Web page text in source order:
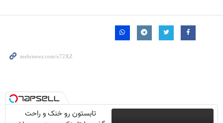
تابستون رو خنک و راحت